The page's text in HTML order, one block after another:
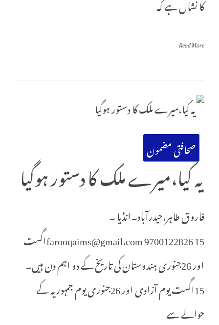
Read More
صحافتی مضمون
یہ کیا،میرے ملک کا دستور ہوگیا
فاروق طاہر،حیدرآباد۔انڈیا ۔
farooqaims@gmail.com 9700122826 15اگست
اور 26جنوری ہندوستان کی تاریخ کے دو اہم دن ہیں۔
15اگست یوم آزادی اور 26جنوری یوم جمہوریہ کے
حوالے سے